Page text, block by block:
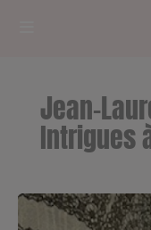
RADIOPLAYER
PODCASTS
Jean-
Intrigues